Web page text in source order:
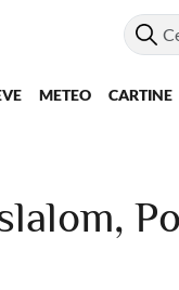
METEO CARTINE